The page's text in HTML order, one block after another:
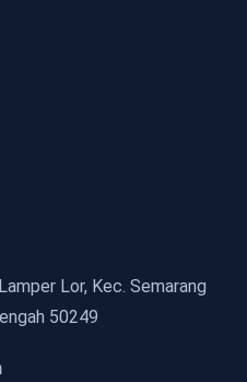
Lor, Kec. Semarang
50249